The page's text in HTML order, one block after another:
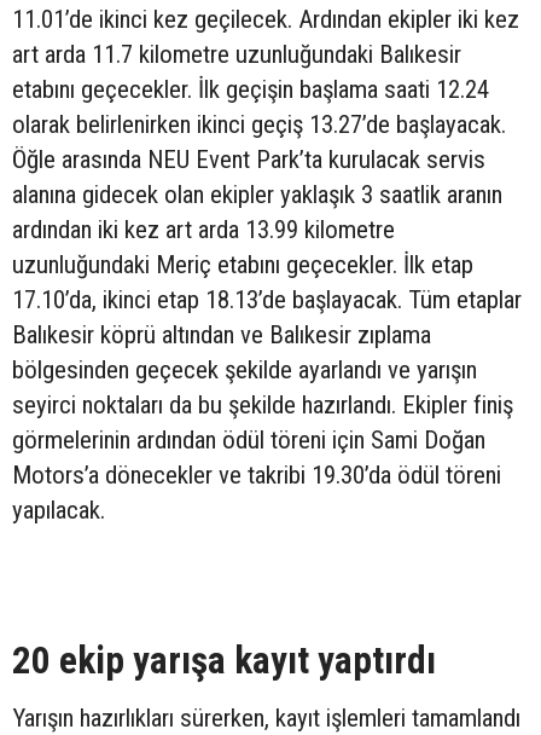
11.01’de ikinci kez geçilecek. Ardından ekipler iki kez
art arda 11.7 kilometre uzunluğundaki Balıkesir
etabını geçecekler. İlk geçişin başlama saati 12.24
olarak belirlenirken ikinci geçiş 13.27’de başlayacak.
Öğle arasında NEU Event Park’ta kurulacak servis
alanına gidecek olan ekipler yaklaşık 3 saatlik aranın
ardından iki kez art arda 13.99 kilometre
uzunluğundaki Meriç etabını geçecekler. İlk etap
17.10’da, ikinci etap 18.13’de başlayacak. Tüm etaplar
Balıkesir köprü altından ve Balıkesir zıplama
bölgesinden geçecek şekilde ayarlandı ve yarışın
seyirci noktaları da bu şekilde hazırlandı. Ekipler finiş
görmelerinin ardından ödül töreni için Sami Doğan
Motors’a dönecekler ve takribi 19.30’da ödül töreni
yapılacak.
20 ekip yarışa kayıt yaptırdı
Yarışın hazırlıkları sürerken, kayıt işlemleri tamamlandı